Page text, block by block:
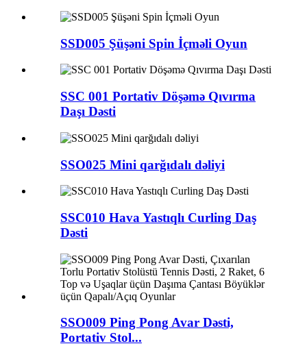
SSD005 Şüşəni Spin İçməli Oyun
SSC 001 Portativ Döşəmə Qıvırma
Daşı Dəsti
SSO025 Mini qarğıdalı dəliyi
SSC010 Hava Yastıqlı Curling Daş
Dəsti
SSO009 Ping Pong Avar Dəsti,
Portativ Stol...